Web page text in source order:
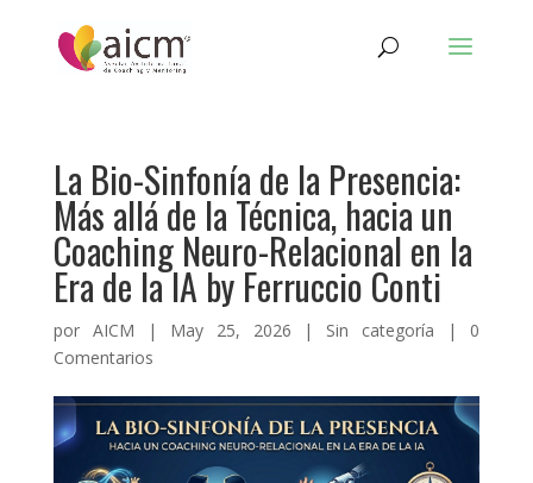
La Bio-Sinfonía de la Presencia:
Más allá de la Técnica, hacia un
Coaching Neuro-Relacional en la
Era de la IA by Ferruccio Conti
por AICM | May 25, 2026 | Sin categoría | 0
Comentarios